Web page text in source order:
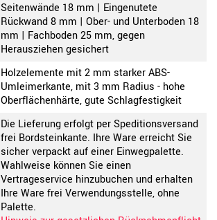
Seitenwände 18 mm | Eingenutete
Rückwand 8 mm | Ober- und Unterboden 18
mm | Fachboden 25 mm, gegen
Herausziehen gesichert
Holzelemente mit 2 mm starker ABS-
Umleimerkante, mit 3 mm Radius - hohe
Oberflächenhärte, gute Schlagfestigkeit
Die Lieferung erfolgt per Speditionsversand
frei Bordsteinkante. Ihre Ware erreicht Sie
sicher verpackt auf einer Einwegpalette.
Wahlweise können Sie einen
Vertrageservice hinzubuchen und erhalten
Ihre Ware frei Verwendungsstelle, ohne
Palette.